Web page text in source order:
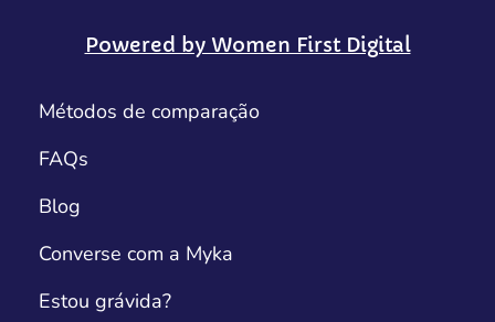
Powered by Women First Digital
Métodos de comparação
FAQs
Blog
Converse com a Myka
Estou grávida?